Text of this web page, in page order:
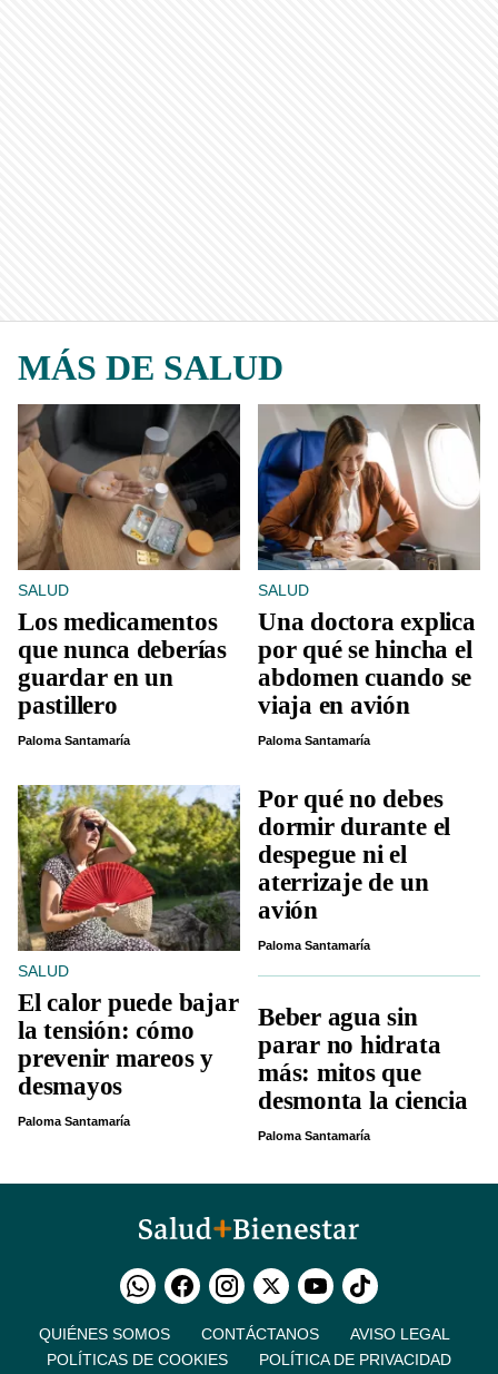
MÁS DE SALUD
SALUD
Los medicamentos
que nunca deberías
guardar en un
pastillero
Paloma Santamaría
SALUD
Una doctora explica
por qué se hincha el
abdomen cuando se
viaja en avión
Paloma Santamaría
SALUD
El calor puede bajar
la tensión: cómo
prevenir mareos y
desmayos
Paloma Santamaría
Por qué no debes
dormir durante el
despegue ni el
aterrizaje de un
avión
Paloma Santamaría
Beber agua sin
parar no hidrata
más: mitos que
desmonta la ciencia
Paloma Santamaría
QUIÉNES SOMOS CONTÁCTANOS
AVISO LEGAL
POLÍTICAS DE COOKIES
POLÍTICA DE PRIVACIDAD